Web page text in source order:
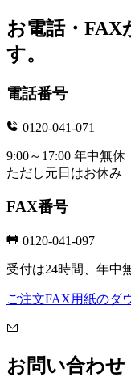
お電話・FAX
す。
電話番号
0120-041-071
9:00～17:00 年中無休
ただし元日はお休み
FAX番号
0120-041-097
受付は24時間、年中
ご注文FAX用紙のダ
お問い合わせ